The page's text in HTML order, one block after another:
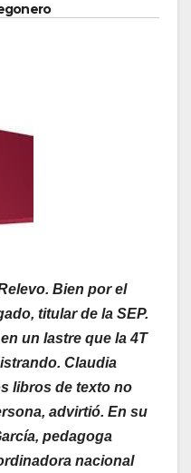
Bien por el
titular de la SEP.
un lastre que la 4T
Claudia
libros de texto no
advirtió. En su
pedagoga
nacional